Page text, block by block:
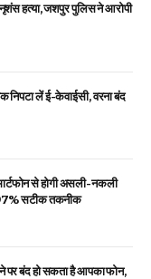
हत्या, जशपुर पुलिस ने आरोपी
लें ई-केवाईसी, वरना बंद
से होगी असली-नकली
97% सटीक तकनीक
पर बंद हो सकता है आपका फोन,